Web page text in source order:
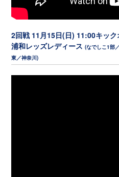
2回戦 11月15日(日) 11:00キック
浦和レッズレディース(なでしこ1部
東／神奈川)